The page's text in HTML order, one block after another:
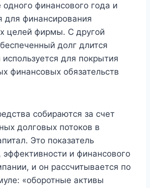
одного финансового года и
для финансирования
целей фирмы. С другой
долг длится
для покрытия
финансовых обязательств
собираются за счет
долговых потоков в
Это показатель
эффективности и финансового
и он рассчитывается по
«оборотные активы